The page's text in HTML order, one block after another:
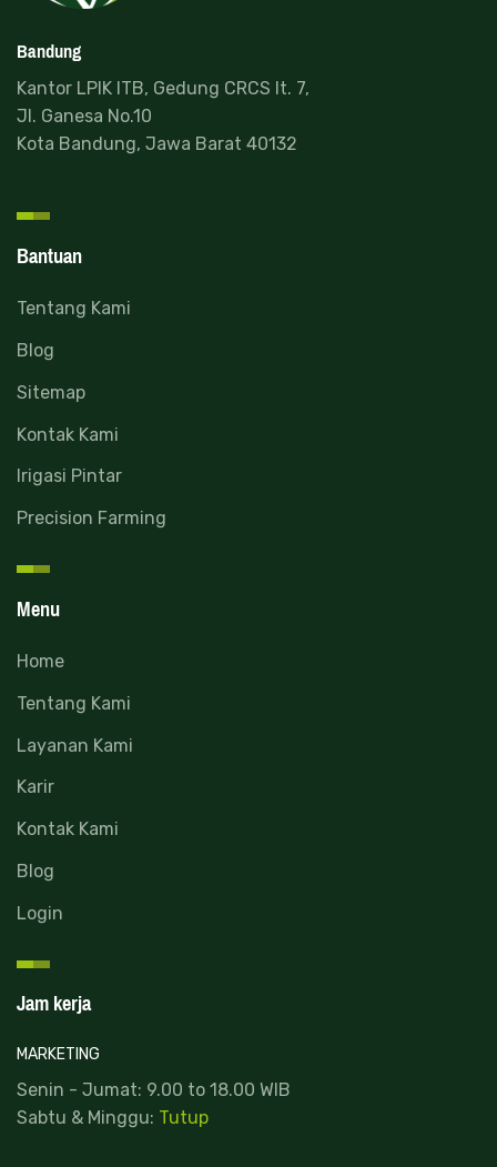
Bandung
Kantor LPIK ITB, Gedung CRCS lt. 7,
Jl. Ganesa No.10
Kota Bandung, Jawa Barat 40132
Bantuan
Tentang Kami
Blog
Sitemap
Kontak Kami
Irigasi Pintar
Precision Farming
Menu
Home
Tentang Kami
Layanan Kami
Karir
Kontak Kami
Blog
Login
Jam kerja
MARKETING
Senin - Jumat: 9.00 to 18.00 WIB
Sabtu & Minggu: Tutup